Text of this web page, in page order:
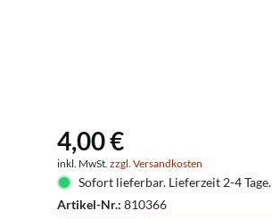
4,00 €
inkl. MwSt.zzgl. Versandkosten
Sofort lieferbar. Lieferzeit 2-4 Tage.
Artikel-Nr.:810366